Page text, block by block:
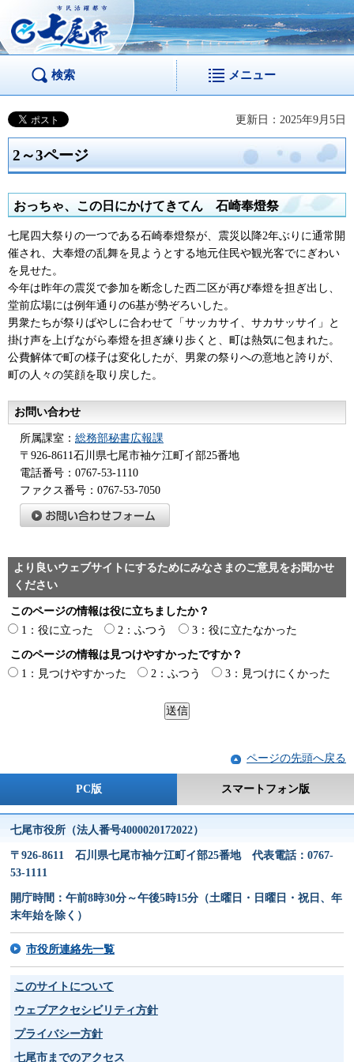
市民活躍都市 七尾
市
検索 メニュー
更新日：2025年9月5日
2～3ページ
おっちゃ、この日にかけてきてん 石崎奉燈祭
七尾四大祭りの一つである石崎奉燈祭が、震災以降2年ぶりに通常開
催され、大奉燈の乱舞を見ようとする地元住民や観光客でにぎわい
を見せた。
今年は昨年の震災で参加を断念した西二区が再び奉燈を担ぎ出し、
堂前広場には例年通りの6基が勢ぞろいした。
男衆たちが祭りばやしに合わせて「サッカサイ、サカサッサイ」と
掛け声を上げながら奉燈を担ぎ練り歩くと、町は熱気に包まれた。
公費解体で町の様子は変化したが、男衆の祭りへの意地と誇りが、
町の人々の笑顔を取り戻した。
お問い合わせ
所属課室： 総務部秘書広報課
〒926-8611石川県七尾市袖ケ江町イ部25番地
電話番号：0767-53-1110
ファクス番号：0767-53-7050
より良いウェブサイトにするためにみなさまのご意見をお聞かせ
ください
このページの情報は役に立ちましたか？
1：役に立った
2：ふつう 3：役に立たなかった
このページの情報は見つけやすかったですか？
1：見つけやすかった
2：ふつう 3：見つけにくかった
ページの先頭へ戻る
PC版 スマートフォン版
七尾市役所（法人番号4000020172022）
〒926-8611 石川県七尾市袖ケ江町イ部25番地 代表電話：0767-
53-1111
開庁時間：午前8時30分～午後5時15分（土曜日・日曜日・祝日、年
末年始を除く）
市役所連絡先一覧
このサイトについて
ウェブアクセシビリティ方針
プライバシー方針
七尾市までのアクセス